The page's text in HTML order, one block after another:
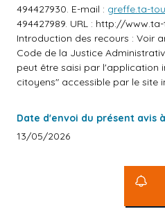
494427930. E-mail : greffe.ta-
494427989. URL : http://
Introduction des recours : Voir
Code de la Justice
peut être saisi par l'application
citoyens" accessible par le site
Date d'envoi du présent avis
13/05/2026